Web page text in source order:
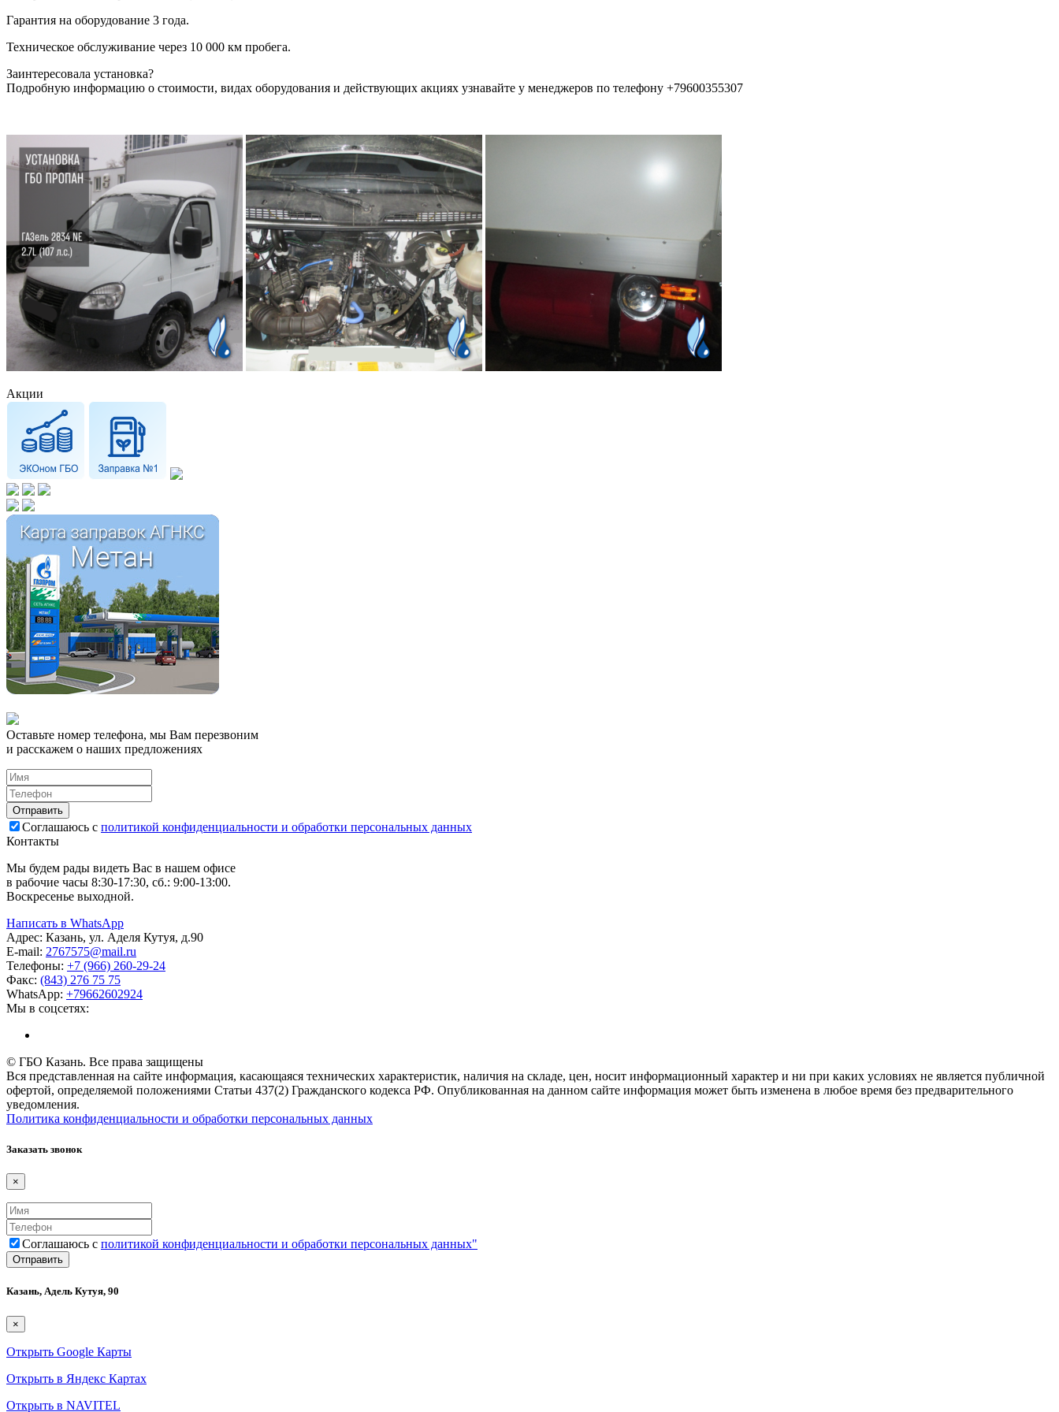
Гарантия на оборудование 3 года.
Техническое обслуживание через 10 000 км пробега.
Заинтересовала установка?
Подробную информацию о стоимости, видах оборудования и действующих акциях узнавайте у менеджеров по телефону +79600355307
Акции
Оставьте номер телефона, мы Вам перезвоним
и расскажем о наших предложениях
Соглашаюсь с политикой конфиденциальности и обработки персональных данных
Контакты
Мы будем рады видеть Вас в нашем офисе
в рабочие часы 8:30-17:30, сб.: 9:00-13:00.
Воскресенье выходной.
Написать в WhatsApp
Адрес: Казань, ул. Аделя Кутуя, д.90
E-mail: 2767575@mail.ru
Телефоны: +7 (966) 260-29-24
Факс: (843) 276 75 75
WhatsApp: +79662602924
Мы в соцсетях:
© ГБО Казань. Все права защищены
Вся представленная на сайте информация, касающаяся технических характеристик, наличия на складе, цен, носит информационный характер и ни при каких условиях не является публичной
офертой, определяемой положениями Статьи 437(2) Гражданского кодекса РФ. Опубликованная на данном сайте информация может быть изменена в любое время без предварительного
уведомления.
Политика конфиденциальности и обработки персональных данных
Заказать звонок
×
Соглашаюсь с политикой конфиденциальности и обработки персональных данных"
Казань, Адель Кутуя, 90
×
Открыть Google Карты
Открыть в Яндекс Картах
Открыть в NAVITEL